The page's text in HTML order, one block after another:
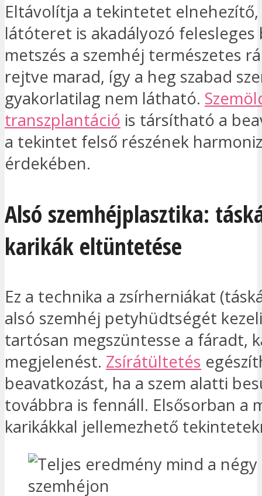
Eltávolítja a tekintetet
látóteret is akadályozó felesleges
metszés a szemhéj természetes
rejtve marad, így a heg szabad
gyakorlatilag nem látható.
transzplantáció is társítható a
a tekintet felső részének
érdekében.
Alsó szemhéjplasztika:
karikák eltüntetése
Ez a technika a zsírherniákat
alsó szemhéj petyhüdtségét
tartósan megszüntesse a fáradt,
megjelenést. Zsírátültetés
beavatkozást, ha a szem alatti
továbbra is fennáll. Elsősorban a
karikákkal jellemezhető